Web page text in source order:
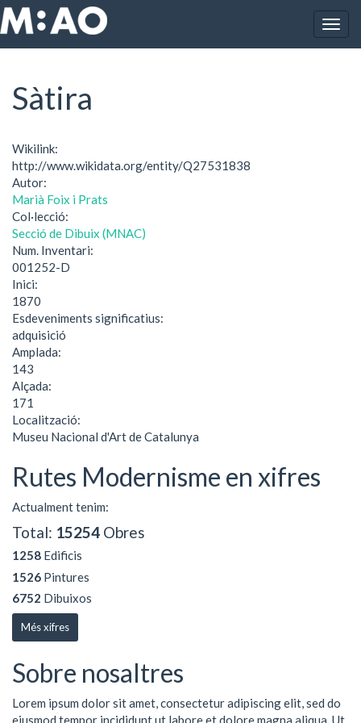
Vés al contingut
Inici Sàtira
Sàtira
Wikilink:
http://www.wikidata.org/entity/Q27531838
Autor:
Marià Foix i Prats
Col·lecció:
Secció de Dibuix (MNAC)
Num. Inventari:
001252-D
Inici:
1870
Esdeveniments significatius:
adquisició
Amplada:
143
Alçada:
171
Localització:
Museu Nacional d'Art de Catalunya
Rutes Modernisme en xifres
Actualment tenim:
Total: 15254 Obres
1258 Edificis
1526 Pintures
6752 Dibuixos
Més xifres
Sobre nosaltres
Lorem ipsum dolor sit amet, consectetur adipiscing elit, sed do
eiusmod tempor incididunt ut labore et dolore magna aliqua. Ut